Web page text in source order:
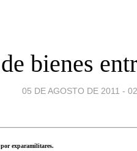
bienes
05 DE AGOSTO DE 2011 -
exparamilitares.